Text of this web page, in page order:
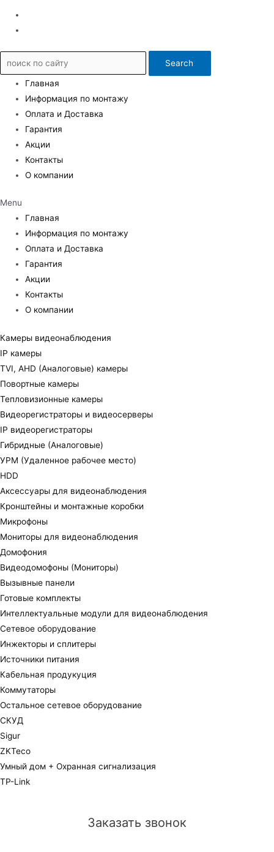
Search
Главная
Информация по монтажу
Оплата и Доставка
Гарантия
Акции
Контакты
О компании
Menu
Главная
Информация по монтажу
Оплата и Доставка
Гарантия
Акции
Контакты
О компании
Камеры видеонаблюдения
IP камеры
TVI, AHD (Аналоговые) камеры
Повортные камеры
Тепловизионные камеры
Видеорегистраторы и видеосерверы
IP видеорегистраторы
Гибридные (Аналоговые)
УРМ (Удаленное рабочее место)
HDD
Аксессуары для видеонаблюдения
Кронштейны и монтажные коробки
Микрофоны
Мониторы для видеонаблюдения
Домофония
Видеодомофоны (Мониторы)
Вызывные панели
Готовые комплекты
Интеллектуальные модули для видеонаблюдения
Сетевое оборудование
Инжекторы и сплитеры
Источники питания
Кабельная продукуция
Коммутаторы
Остальное сетевое оборудование
СКУД
Sigur
ZKTeco
Умный дом + Охранная сигнализация
TP-Link
Заказать звонок